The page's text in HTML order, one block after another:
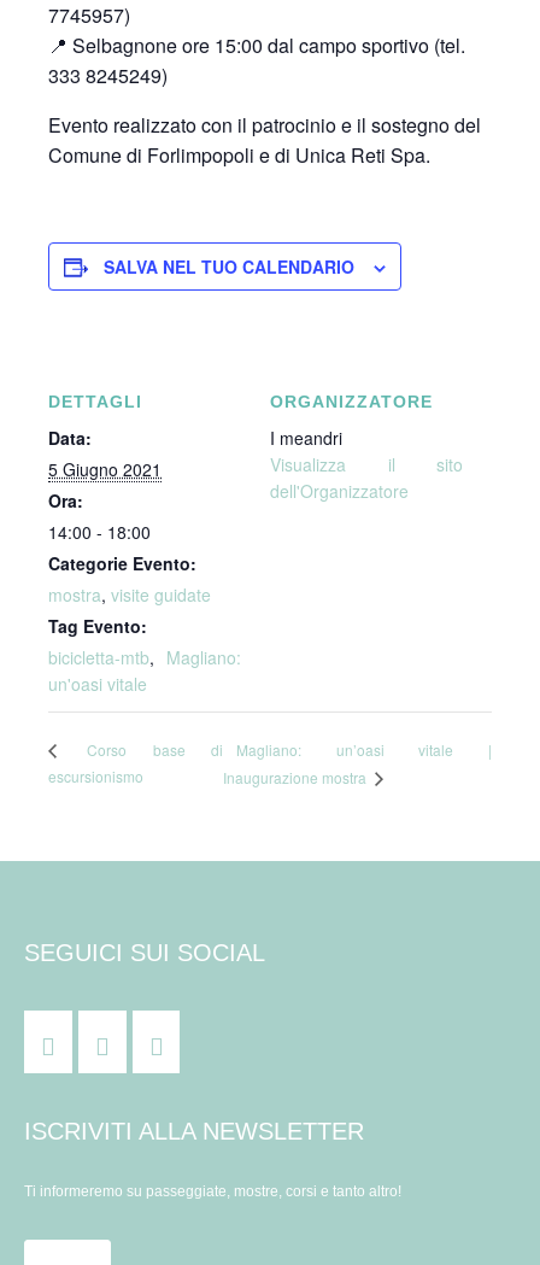
7745957)
📍 Selbagnone ore 15:00 dal campo sportivo (tel.
333 8245249)
Evento realizzato con il patrocinio e il sostegno del
Comune di Forlimpopoli e di Unica Reti Spa.
SALVA NEL TUO CALENDARIO
DETTAGLI
Data:
5 Giugno 2021
Ora:
14:00 - 18:00
Categorie Evento:
mostra, visite guidate
Tag Evento:
bicicletta-mtb, Magliano:
un'oasi vitale
ORGANIZZATORE
I meandri
Visualizza il sito
dell'Organizzatore
Corso base di
escursionismo
Magliano: un’oasi vitale |
Inaugurazione mostra
SEGUICI SUI SOCIAL
ISCRIVITI ALLA NEWSLETTER
Ti informeremo su passeggiate, mostre, corsi e tanto altro!